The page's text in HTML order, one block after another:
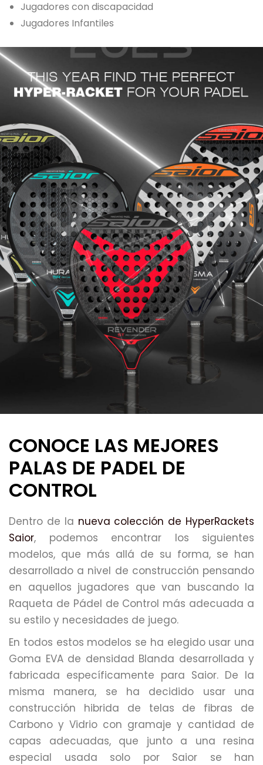
Jugadores con discapacidad
Jugadores Infantiles
CONOCE LAS MEJORES
PALAS DE PADEL DE
CONTROL
Dentro de la nueva colección de HyperRackets
Saior, podemos encontrar los siguientes
modelos, que más allá de su forma, se han
desarrollado a nivel de construcción pensando
en aquellos jugadores que van buscando la
Raqueta de Pádel de Control más adecuada a
su estilo y necesidades de juego.
En todos estos modelos se ha elegido usar una
Goma EVA de densidad Blanda desarrollada y
fabricada específicamente para Saior. De la
misma manera, se ha decidido usar una
construcción hibrida de telas de fibras de
Carbono y Vidrio con gramaje y cantidad de
capas adecuadas, que junto a una resina
especial usada solo por Saior se han